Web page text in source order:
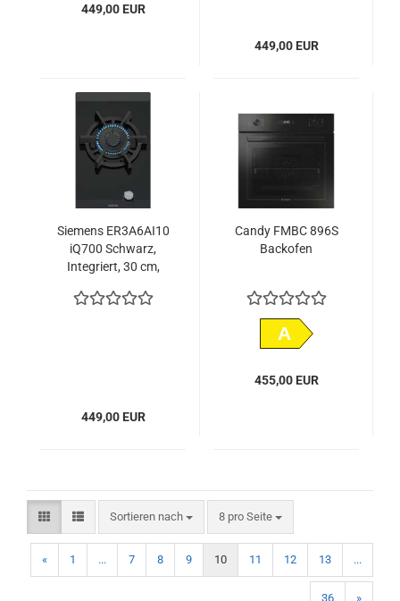
449,00 EUR
449,00 EUR
Siemens ER3A6AI10
iQ700 Schwarz,
Integriert, 30 cm,
Glaskeramik
449,00 EUR
Candy FMBC 896S
Backofen
A
455,00 EUR
Sortieren nach
Sortieren nach 8 pro Seite
pro Seite
« 1 ... 7 8 9 10 11 12 13 ...
36 »